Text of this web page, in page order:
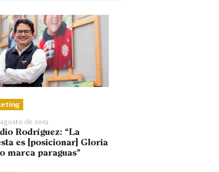
de 2019
Rodríguez: “La
es [posicionar] Gloria
marca paraguas”